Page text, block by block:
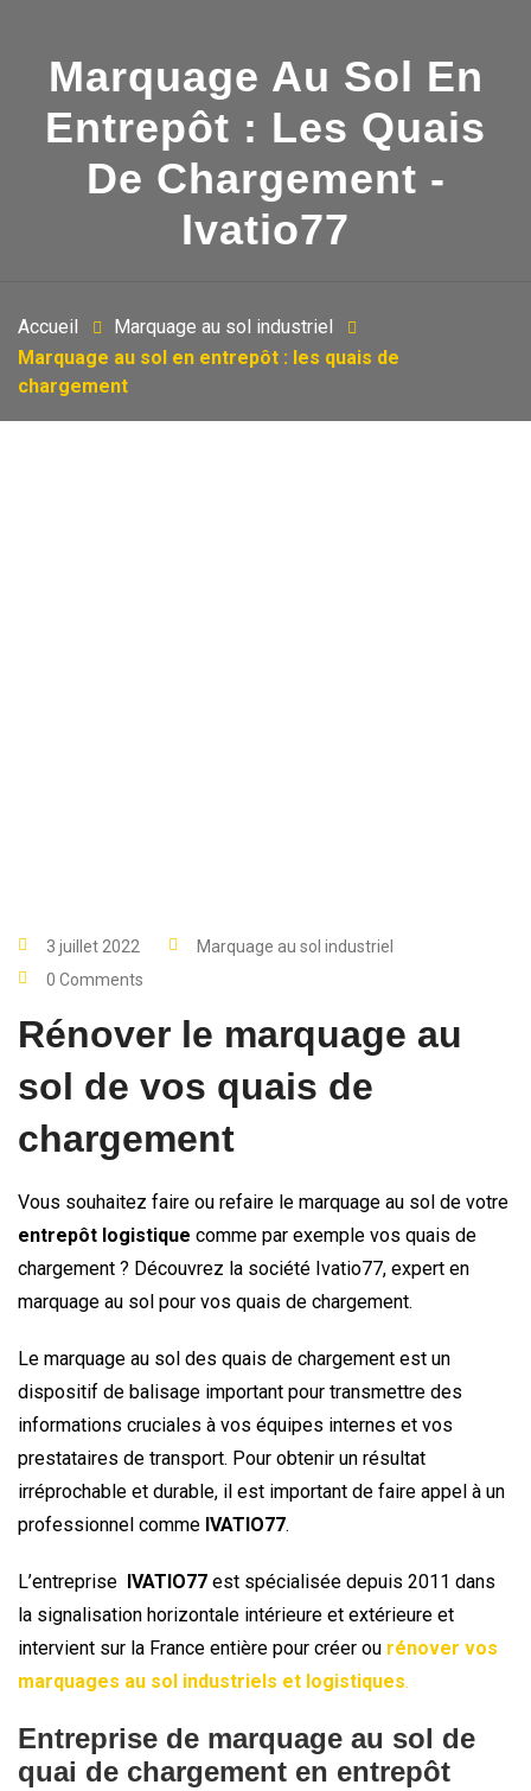
Marquage Au Sol En
Entrepôt : Les Quais
De Chargement -
Ivatio77
Accueil
Marquage au sol industriel
Marquage au sol en entrepôt : les quais de
chargement
3 juillet 2022
Marquage au sol industriel
0 Comments
Rénover le marquage au
sol de vos quais de
chargement
Vous souhaitez faire ou refaire le marquage au sol de votre
entrepôt logistique comme par exemple vos quais de
chargement ? Découvrez la société Ivatio77, expert en
marquage au sol pour vos quais de chargement.
Le marquage au sol des quais de chargement est un
dispositif de balisage important pour transmettre des
informations cruciales à vos équipes internes et vos
prestataires de transport. Pour obtenir un résultat
irréprochable et durable, il est important de faire appel à un
professionnel comme IVATIO77.
L’entreprise IVATIO77 est spécialisée depuis 2011 dans
la signalisation horizontale intérieure et extérieure et
intervient sur la France entière pour créer ou rénover vos
marquages au sol industriels et logistiques.
Entreprise de marquage au sol de
quai de chargement en entrepôt